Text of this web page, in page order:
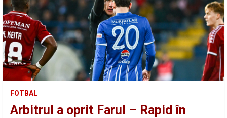
FOTBAL
Arbitrul a oprit Farul – Rapid în